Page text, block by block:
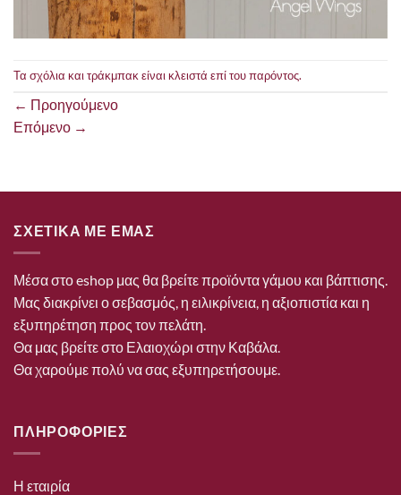
Τα σχόλια και τράκμπακ είναι κλειστά επί του παρόντος.
← Προηγούμενο
Επόμενο →
ΣΧΕΤΙΚΑ ΜΕ ΕΜΑΣ
Μέσα στο eshop μας θα βρείτε προϊόντα γάμου και βάπτισης.
Μας διακρίνει ο σεβασμός, η ειλικρίνεια, η αξιοπιστία και η
εξυπηρέτηση προς τον πελάτη.
Θα μας βρείτε στο Ελαιοχώρι στην Καβάλα.
Θα χαρούμε πολύ να σας εξυπηρετήσουμε.
ΠΛΗΡΟΦΟΡΙΕΣ
Η εταιρία